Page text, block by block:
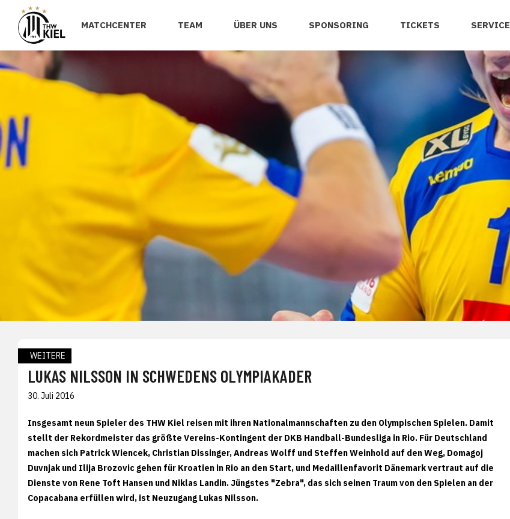
MATCHCENTER TEAM ÜBER UNS SPONSORING TICKETS SERVICE
WEITERE
LUKAS NILSSON IN SCHWEDENS OLYMPIAKADER
30. Juli 2016
Insgesamt neun Spieler des THW Kiel reisen mit ihren Nationalmannschaften zu den Olympischen Spielen. Damit
stellt der Rekordmeister das größte Vereins-Kontingent der DKB Handball-Bundesliga in Rio. Für Deutschland
machen sich Patrick Wiencek, Christian Dissinger, Andreas Wolff und Steffen Weinhold auf den Weg, Domagoj
Duvnjak und Ilija Brozovic gehen für Kroatien in Rio an den Start, und Medaillenfavorit Dänemark vertraut auf die
Dienste von Rene Toft Hansen und Niklas Landin. Jüngstes "Zebra", das sich seinen Traum von den Spielen an der
Copacabana erfüllen wird, ist Neuzugang Lukas Nilsson.